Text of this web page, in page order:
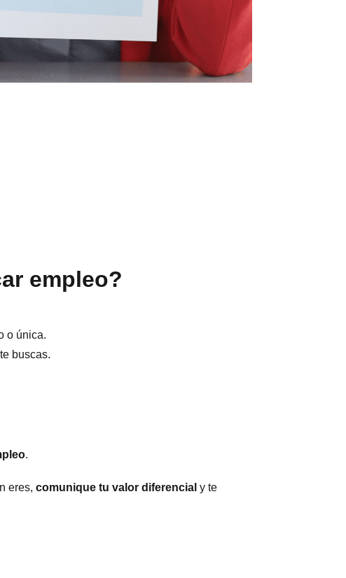
empleo?
o única.
buscas.
.
eres,comunique tu valor diferencial y te